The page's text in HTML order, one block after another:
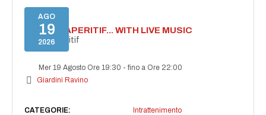
AGO
19
2026
SECRET APERITIF... WITH LIVE MUSIC
Secret aperitif
Mer 19 Agosto Ore 19:30 -fino a Ore 22:00
Giardini Ravino
CATEGORIE:
Intrattenimento